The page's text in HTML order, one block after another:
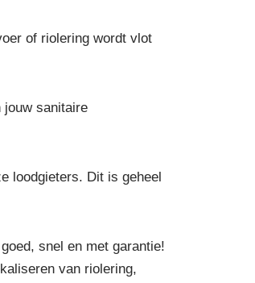
of riolering wordt vlot
jouw sanitaire
loodgieters. Dit is geheel
snel en met garantie!
van riolering,